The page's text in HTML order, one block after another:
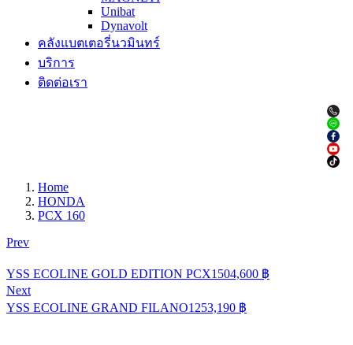
Unibat
Dynavolt
คลังแบตเตอรี่นวมินทร์
บริการ
ติดต่อเรา
Home
HONDA
PCX 160
Prev
YSS ECOLINE GOLD EDITION PCX1504,600 ฿
Next
YSS ECOLINE GRAND FILANO1253,190 ฿